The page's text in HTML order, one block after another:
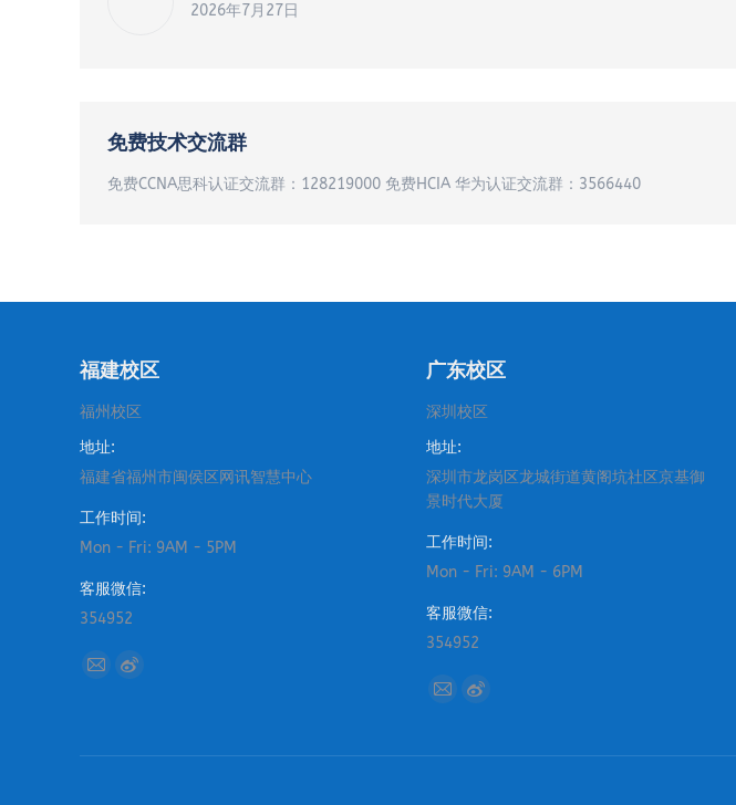
2026年7月27日
免费技术交流群
免费CCNA思科认证交流群：128219000 免费HCIA 华为认证交流群：3566440
福建校区
福州校区
地址:
福建省福州市闽侯区网讯智慧中心
工作时间:
Mon - Fri: 9AM - 5PM
客服微信:
354952
找到我们：
MailWeibo
广东校区
深圳校区
地址:
深圳市龙岗区龙城街道黄阁坑社区京基御
景时代大厦
工作时间:
Mon - Fri: 9AM - 6PM
客服微信:
354952
找到我们：
Mail
opens
Weibo
opens